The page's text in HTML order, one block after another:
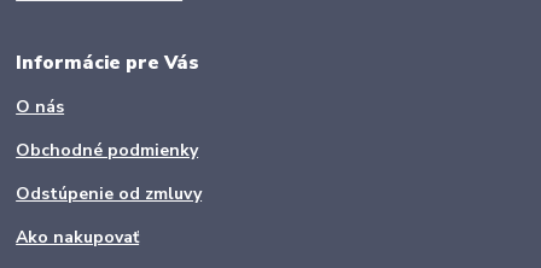
Informácie pre Vás
O nás
Obchodné podmienky
Odstúpenie od zmluvy
Ako nakupovať